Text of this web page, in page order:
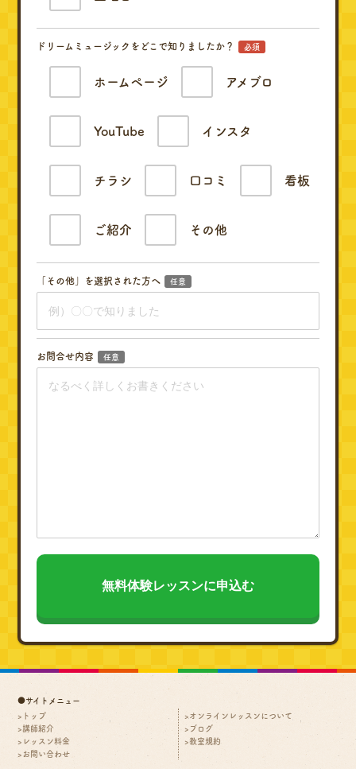
ドリームミュージックをどこで知りましたか？ 必須
ホームページ アメブロ
YouTube インスタ
チラシ 口コミ 看板
ご紹介 その他
「その他」を選択された方へ 任意
お問合せ内容 任意
●サイトメニュー
トップ
講師紹介
レッスン料金
お問い合わせ
オンラインレッスンについて
ブログ
教室規約